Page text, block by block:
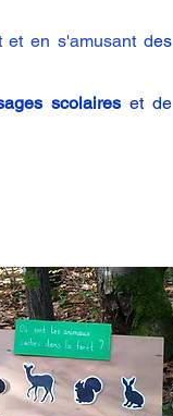
et en s'amusant des
scolaires et de